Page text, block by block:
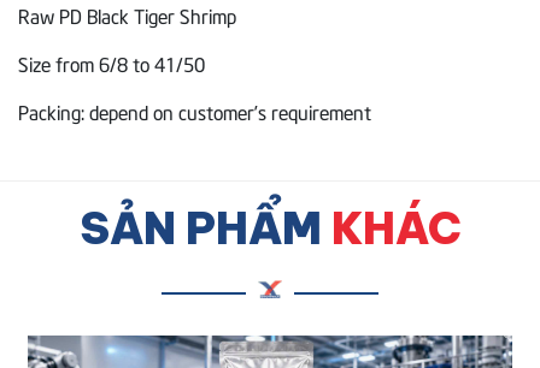
Raw PD Black Tiger Shrimp
Size from 6/8 to 41/50
Packing: depend on customer’s requirement
SẢN PHẨM KHÁC